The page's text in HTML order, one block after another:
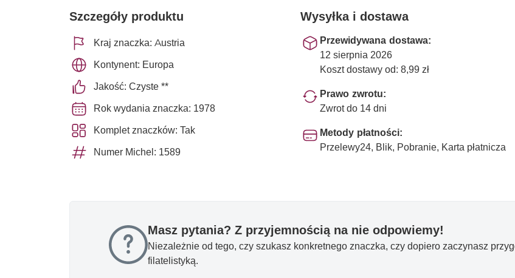
Szczegóły produktu
Kraj znaczka: Austria
Kontynent: Europa
Jakość: Czyste **
Rok wydania znaczka: 1978
Komplet znaczków: Tak
Numer Michel: 1589
Wysyłka i dostawa
Przewidywana dostawa:
12 sierpnia 2026
Koszt dostawy od: 8,99 zł
Prawo zwrotu:
Zwrot do 14 dni
Metody płatności:
Przelewy24, Blik, Pobranie, Karta płatnicza
Masz pytania? Z przyjemnością na nie odpowiemy!
Niezależnie od tego, czy szukasz konkretnego znaczka, czy dopiero zaczynasz
filatelistyką.